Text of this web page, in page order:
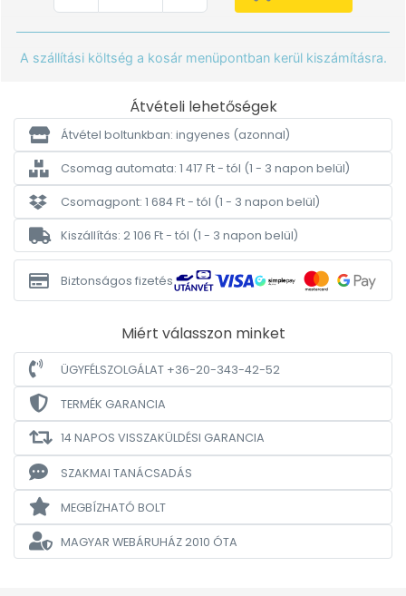
A szállítási költség a kosár menüpontban kerül kiszámításra.
Átvételi lehetőségek
Átvétel boltunkban: ingyenes (azonnal)
Csomag automata: 1 417 Ft - tól (1 - 3 napon belül)
Csomagpont: 1 684 Ft - tól (1 - 3 napon belül)
Kiszállítás: 2 106 Ft - tól (1 - 3 napon belül)
Biztonságos fizetés
Miért válasszon minket
ÜGYFÉLSZOLGÁLAT +36-20-343-42-52
TERMÉK GARANCIA
14 NAPOS VISSZAKÜLDÉSI GARANCIA
SZAKMAI TANÁCSADÁS
MEGBÍZHATÓ BOLT
MAGYAR WEBÁRUHÁZ2010 ÓTA